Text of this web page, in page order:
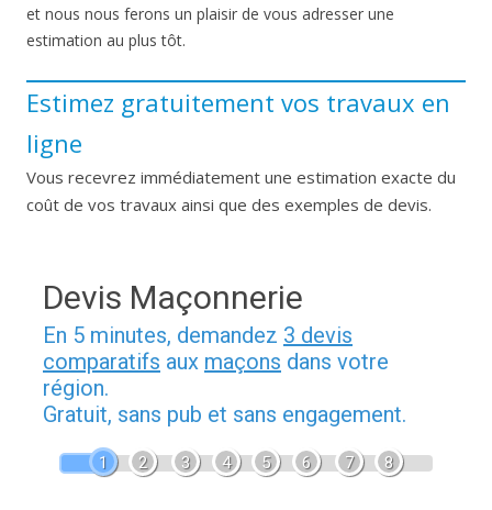
et nous nous ferons un plaisir de vous adresser une
estimation au plus tôt.
Estimez gratuitement vos travaux en
ligne
Vous recevrez immédiatement une estimation exacte du
coût de vos travaux ainsi que des exemples de devis.
Devis Maçonnerie
En 5 minutes, demandez 3 devis
comparatifs aux maçons dans votre
région.
Gratuit, sans pub et sans engagement.
1 2 3 4 5 6 7 8